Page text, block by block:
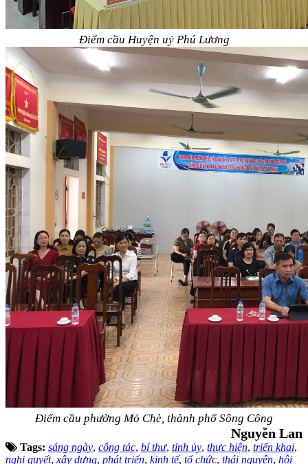
Điểm cầu Huyện uỷ Phú Lương
Điểm cầu phường Mỏ Chè, thành phố Sông Công
Nguyễn Lan
Tags: sáng ngày, công tác, bí thư, tỉnh ủy, thực hiện, triển khai,
nghị quyết,xây dựng, phát triển, kinh tế, tổ chức, thái nguyên, hội